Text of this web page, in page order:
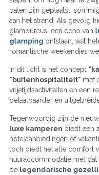
palen zijn geplaatst,
aan het strand. Als gevolg
glamoureus, een echo van
glamping ontstaan, wat
romantische weekendjes
In dit licht is het concept
"buitenhospitaliteit" met
vrijetijdsactiviteiten en een
betaalbaarder en
Tegenwoordig zijn de
luxe kamperen biedt een
hotelaanbiedingen of
toch biedt het alle comfort
huuraccommodatie met dat
de legendarische